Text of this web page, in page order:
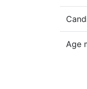
Age